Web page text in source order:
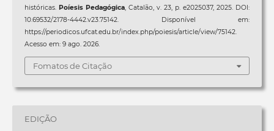
históricas. Poíesis Pedagógica, Catalão, v. 23, p. e2025037, 2025. DOI:
10.69532/2178-4442.v23.75142. Disponível em:
https://periodicos.ufcat.edu.br/index.php/poiesis/article/view/75142.
Acesso em: 9 ago. 2026.
Fomatos de Citação
EDIÇÃO